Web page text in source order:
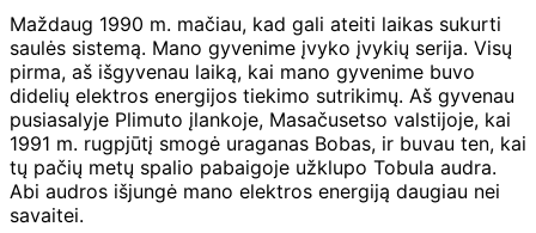
Maždaug 1990 m. mačiau, kad gali ateiti laikas sukurti
saulės sistemą. Mano gyvenime įvyko įvykių serija. Visų
pirma, aš išgyvenau laiką, kai mano gyvenime buvo
didelių elektros energijos tiekimo sutrikimų. Aš gyvenau
pusiasalyje Plimuto įlankoje, Masačusetso valstijoje, kai
1991 m. rugpjūtį smogė uraganas Bobas, ir buvau ten, kai
tų pačių metų spalio pabaigoje užklupo Tobula audra.
Abi audros išjungė mano elektros energiją daugiau nei
savaitei.